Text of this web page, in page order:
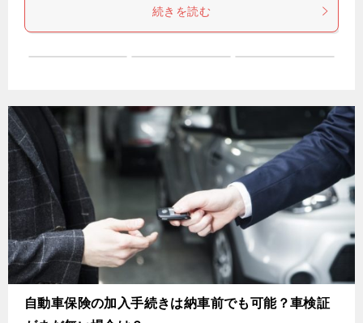
続きを読む
自動車保険の加入手続きは納車前でも可能？車検証